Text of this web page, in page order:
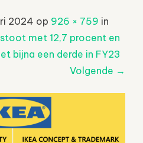
2024 op 926 × 759 in
met 12,7 procent en
bijna een derde in FY23
Volgende →